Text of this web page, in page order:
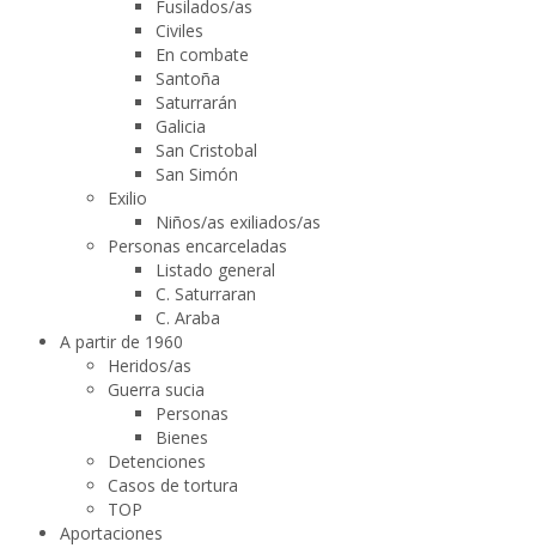
Fusilados/as
Civiles
En combate
Santoña
Saturrarán
Galicia
San Cristobal
San Simón
Exilio
Niños/as exiliados/as
Personas encarceladas
Listado general
C. Saturraran
C. Araba
A partir de 1960
Heridos/as
Guerra sucia
Personas
Bienes
Detenciones
Casos de tortura
TOP
Aportaciones